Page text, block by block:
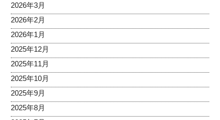
2026年3月
2026年2月
2026年1月
2025年12月
2025年11月
2025年10月
2025年9月
2025年8月